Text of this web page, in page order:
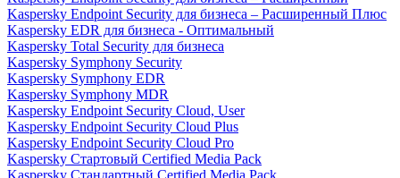
Kaspersky Endpoint Security для бизнеса – Расширенный Плюс
Kaspersky EDR для бизнеса - Оптимальный
Kaspersky Total Security для бизнеса
Kaspersky Symphony Security
Kaspersky Symphony EDR
Kaspersky Symphony MDR
Kaspersky Endpoint Security Cloud, User
Kaspersky Endpoint Security Cloud Plus
Kaspersky Endpoint Security Cloud Pro
Kaspersky Стартовый Certified Media Pack